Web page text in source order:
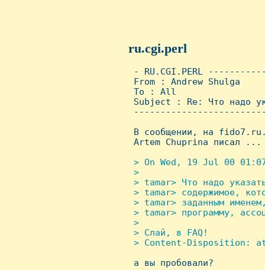
ru.cgi.perl
- RU.CGI.PERL
From : Andrew
To : All
Subject : Re: Что надо
В сообщении, на
Artem Chuprina писал ...
> On Wed, 19 Jul 00
>
> tamar> Что надо
> tamar> содержимое,
> tamar> заданным
> tamar> программу,
>
> Слай, в FAQ!
> Content-Disposition:
а вы пробовали?